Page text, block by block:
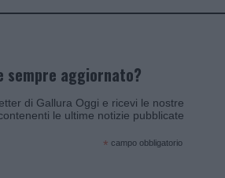
sempre aggiornato?
di Gallura Oggi e ricevi le nostre
le ultime notizie pubblicate
* campo obbligatorio